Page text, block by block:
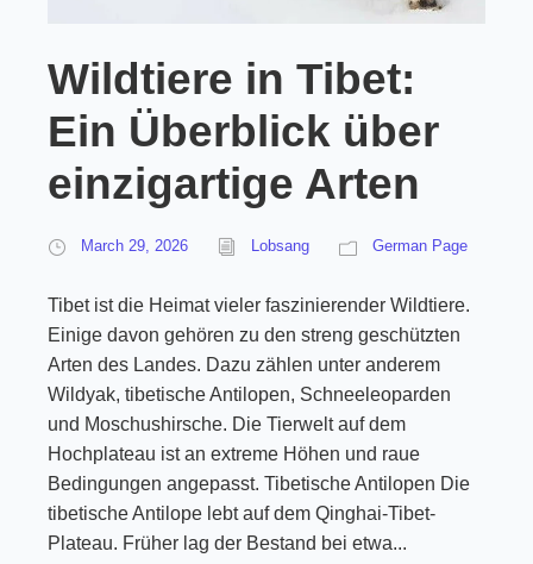
Wildtiere in Tibet:
Ein Überblick über
einzigartige Arten
March 29, 2026 Lobsang German Page
Tibet ist die Heimat vieler faszinierender Wildtiere.
Einige davon gehören zu den streng geschützten
Arten des Landes. Dazu zählen unter anderem
Wildyak, tibetische Antilopen, Schneeleoparden
und Moschushirsche. Die Tierwelt auf dem
Hochplateau ist an extreme Höhen und raue
Bedingungen angepasst. Tibetische Antilopen Die
tibetische Antilope lebt auf dem Qinghai-Tibet-
Plateau. Früher lag der Bestand bei etwa...